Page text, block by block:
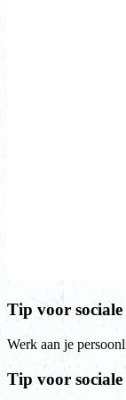
Tip voor
Werk aan je
Tip voor